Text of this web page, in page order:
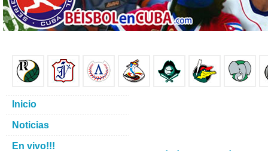
Inicio
Noticias
En vivo!!!